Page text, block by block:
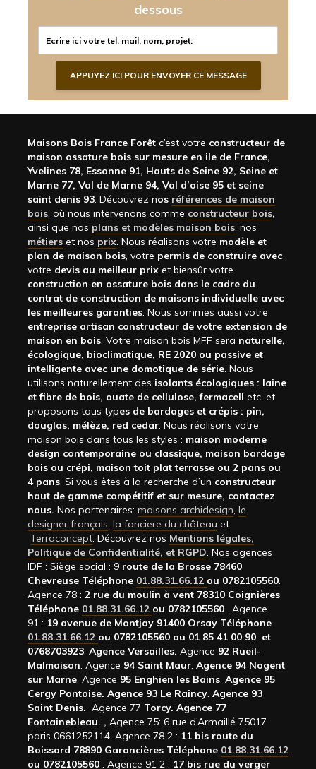
dessous
Maisons Bois France Forêt c’est votre constructeur de
maison ossature bois sur mesure en ile de France,
Yvelines 78, Essonne 91, Hauts de Seine 92, Seine et
Marne 77, Val de Marne 94, Val d’oise 95 et seine
saint denis 93. Découvrez nos références de maison
bois, où nous intervenons comme constructeur bois,
ainsi que nos plans et modèles maison bois, nos
métiers et nos prix. Nous réalisons votre modèle et
plan de maison bois, votre permis de construire avec ,
votre devis au meilleur prix et biensûr votre
construction en ossature bois dans le cadre du
contrat de construction de maisons individuelle avec
les meilleures garanties. Nous sommes aussi votre
entreprise artisan constructeur de votre extension de
maison en bois. Votre maison bois MFF sera naturelle,
écologique, bioclimatique, RE 2020 ou passive et
intelligente avec une domotique de série. Nous
utilisons naturellement des isolants écologiques : laine
et fibre de bois, ouate de cellulose, fermacell etc. et
proposons tous types de bardages et crépis : pin,
douglas, mélèze, red cedar. Nous réalisons votre
maison bois dans tous les styles : maison moderne
design contemporaine ou classique, maison bardage
bois ou crépi, maison toit plat terrasse ou 2 pans ou
4 pans. Si vous êtes à la recherche d’un constructeur
haut de gamme compétitif et sur mesure, contactez
nous. Nos partenaires: maisons archidesign, le
designer français, la fonciere du château et
Terraconcept. Découvrez nos Mentions légales,
Politique de Confidentialité, et RGPD. Nos agences
IDF : Siège social : 9 route de la Brosse 78460
Chevreuse Téléphone 01.88.31.66.12 ou 0782105560.
Agence 78 : 2 rue du moulin à vent 78310 Coignières
Téléphone 01.88.31.66.12 ou 0782105560 . Agence
91 : 19 avenue de Montjay 91400 Orsay Téléphone
01.88.31.66.12 ou 0782105560 ou 01 85 41 00 90 et
0768703923. Agence Versailles. Agence 92 Rueil-
Malmaison. Agence 94 Saint Maur. Agence 94 Nogent
sur Marne. Agence 95 Enghien les Bains. Agence 95
Cergy Pontoise. Agence 93 Le Raincy. Agence 93
Saint Denis. Agence 77 Torcy. Agence 77
Fontainebleau. , Agence 75: 6 rue d’Armaillé 75017
paris 0661252114. Agence 78 2 : 11 bis route du
Boissard 78890 Garancières Téléphone 01.88.31.66.12
ou 0782105560 . Agence 91 2 : 17 bis rue du verger